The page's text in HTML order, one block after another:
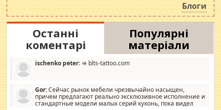
Блоги
Останні
коментарі
Популярні
матеріали
ischenko peter: ⇒ blts-tattoo.com
Gor:Сейчас рынок мебели чрезвычайно насыщен,
причем предлагают реально эксклюзивное исполнение и
стандартные модели малых серий кухонь, пока видел